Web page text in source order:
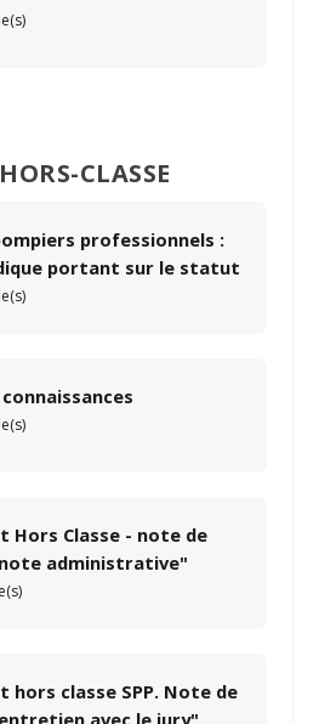
CLASSE
professionnels :
portant sur le statut
Hors Classe - note de
administrative"
hors classe SPP. Note de
avec le jury"